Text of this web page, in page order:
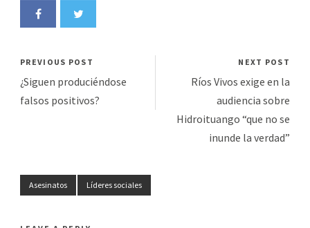
PREVIOUS POST
¿Siguen produciéndose
falsos positivos?
NEXT POST
Ríos Vivos exige en la
audiencia sobre
Hidroituango “que no se
inunde la verdad”
Asesinatos Líderes sociales